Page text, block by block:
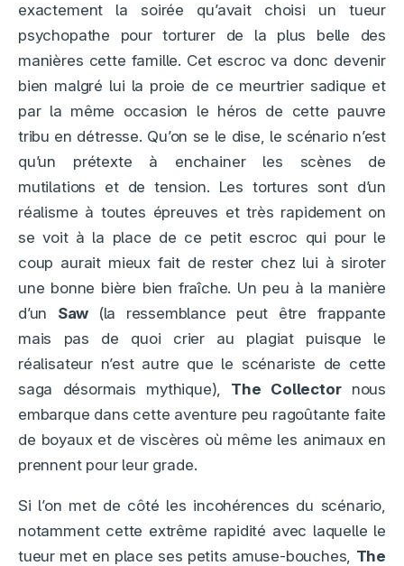
exactement la soirée qu’avait choisi un tueur
psychopathe pour torturer de la plus belle des
manières cette famille. Cet escroc va donc devenir
bien malgré lui la proie de ce meurtrier sadique et
par la même occasion le héros de cette pauvre
tribu en détresse. Qu’on se le dise, le scénario n’est
qu’un prétexte à enchainer les scènes de
mutilations et de tension. Les tortures sont d’un
réalisme à toutes épreuves et très rapidement on
se voit à la place de ce petit escroc qui pour le
coup aurait mieux fait de rester chez lui à siroter
une bonne bière bien fraîche. Un peu à la manière
d’un Saw
(la ressemblance peut être frappante
mais pas de quoi crier au plagiat puisque le
réalisateur n’est autre que le scénariste de cette
saga désormais mythique), The Collectornous
embarque dans cette aventure peu ragoûtante faite
de boyaux et de viscères où même les animaux en
prennent pour leur grade.
Si l’on met de côté les incohérences du scénario,
notamment cette extrême rapidité avec laquelle le
tueur met en place ses petits amuse-bouches, The